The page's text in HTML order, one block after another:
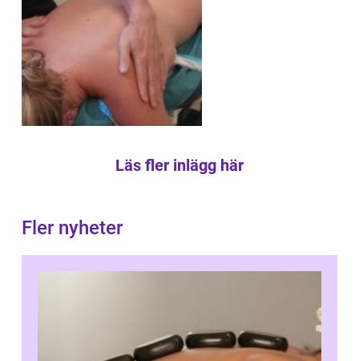
Läs fler inlägg här
Fler nyheter